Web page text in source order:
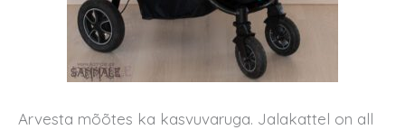
Arvesta mõõtes ka kasvuvaruga. Jalakattel on all